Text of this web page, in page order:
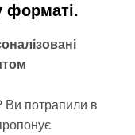
форматі.
Ви потрапили в